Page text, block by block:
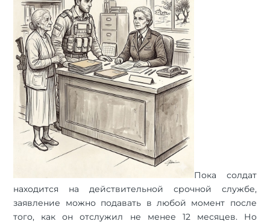
Пока солдат
находится на действительной срочной службе,
заявление можно подавать в любой момент после
того, как он отслужил не менее 12 месяцев. Но